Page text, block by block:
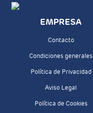
EMPRESA
Contacto
Condiciones generales
Política de Privacidad
Aviso Legal
Política de Cookies